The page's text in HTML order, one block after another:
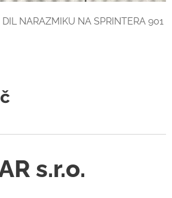
NARAZMIKU NA SPRINTERA 901
s.r.o.